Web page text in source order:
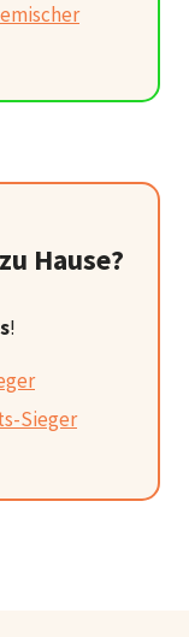
Hause?
!
Sieger